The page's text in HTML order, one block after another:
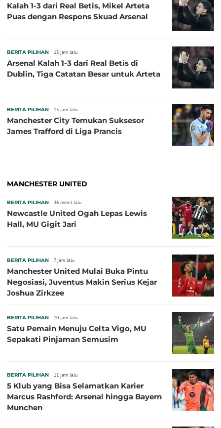
Kalah 1-3 dari Real Betis, Mikel Arteta
Puas dengan Respons Skuad Arsenal
BERITA PILIHAN 13 jam lalu
Arsenal Kalah 1-3 dari Real Betis di
Dublin, Tiga Catatan Besar untuk Arteta
BERITA PILIHAN 13 jam lalu
Manchester City Temukan Suksesor
James Trafford di Liga Prancis
MANCHESTER UNITED
BERITA PILIHAN 36 menit lalu
Newcastle United Ogah Lepas Lewis
Hall, MU Gigit Jari
BERITA PILIHAN 7 jam lalu
Manchester United Mulai Buka Pintu
Negosiasi, Juventus Makin Serius Kejar
Joshua Zirkzee
BERITA PILIHAN 10 jam lalu
Satu Pemain Menuju Celta Vigo, MU
Sepakati Pinjaman Semusim
BERITA PILIHAN 11 jam lalu
5 Klub yang Bisa Selamatkan Karier
Marcus Rashford: Arsenal hingga Bayern
Munchen